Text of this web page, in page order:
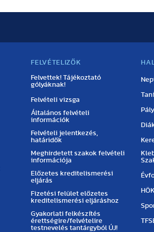
FELVÉTELIZŐK
Felvettek! Tájékoztató
gólyáknak!
Felvételi vizsga
Általános felvételi
információk
Felvételi jelentkezés,
határidők
Meghirdetett szakok felvételi
információja
Előzetes kreditelismerési
eljárás
Fizetési felület előzetes
kreditelismerési eljáráshoz
Gyakorlati felkészítés
érettségire/felvételire
testnevelés tantárgyból ÚJ!
HÖK